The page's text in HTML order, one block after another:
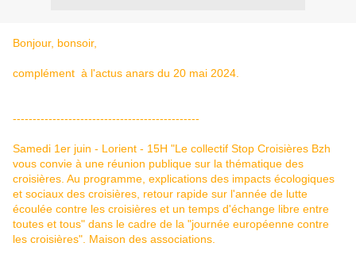
Bonjour, bonsoir,
complément à l'actus anars du 20 mai 2024.
-----------------------------------------------
Samedi 1er juin - Lorient - 15H "Le collectif Stop Croisières Bzh
vous convie à une réunion publique sur la thématique des
croisières. Au programme, explications des impacts écologiques
et sociaux des croisières, retour rapide sur l'année de lutte
écoulée contre les croisières et un temps d'échange libre entre
toutes et tous" dans le cadre de la "journée européenne contre
les croisières". Maison des associations.